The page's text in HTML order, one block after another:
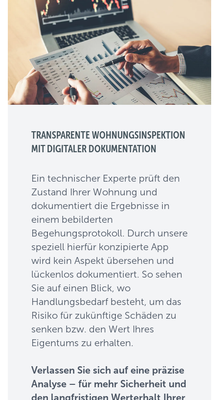
TRANSPARENTE WOHNUNGSINSPEKTION
MIT DIGITALER DOKUMENTATION
Ein technischer Experte prüft den
Zustand Ihrer Wohnung und
dokumentiert die Ergebnisse in
einem bebilderten
Begehungsprotokoll. Durch unsere
speziell hierfür konzipierte App
wird kein Aspekt übersehen und
lückenlos dokumentiert. So sehen
Sie auf einen Blick, wo
Handlungsbedarf besteht, um das
Risiko für zukünftige Schäden zu
senken bzw. den Wert Ihres
Eigentums zu erhalten.
Verlassen Sie sich auf eine präzise
Analyse – für mehr Sicherheit und
den langfristigen Werterhalt Ihrer